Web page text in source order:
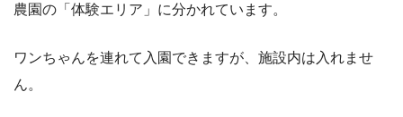
農園の「体験エリア」に分かれています。
ワンちゃんを連れて入園できますが、施設内は入れませ
ん。